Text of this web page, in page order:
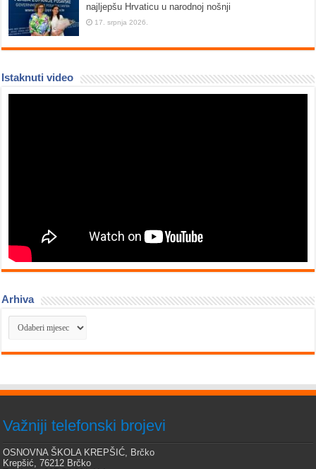
najljepšu Hrvaticu u narodnoj nošnji
17. srpnja 2026.
Istaknuti video
Arhiva
Arhiva
Važniji telefonski brojevi
OSNOVNA ŠKOLA KREPŠIĆ, Brčko
Krepšić, 76212 Brčko